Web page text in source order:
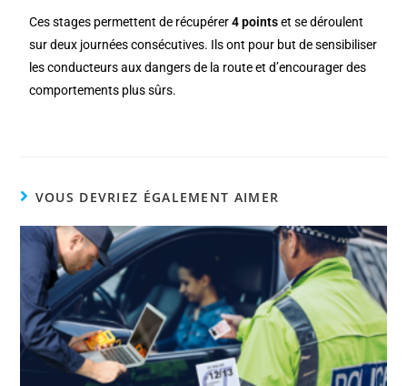
Ces stages permettent de récupérer4 pointset se déroulent
sur deux journées consécutives. Ils ont pour but de sensibiliser
les conducteurs aux dangers de la route et d’encourager des
comportements plus sûrs.
VOUS DEVRIEZ ÉGALEMENT AIMER